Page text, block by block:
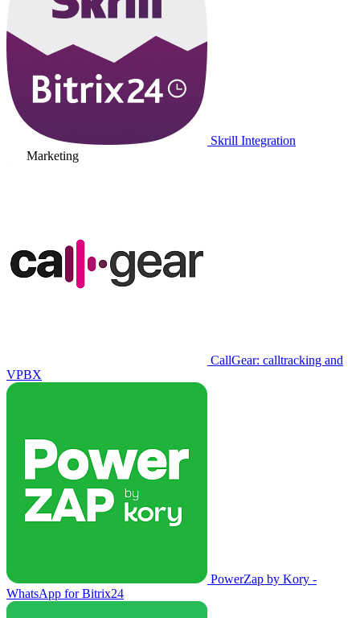
Skrill Integration
Marketing
CallGear: calltracking and
VPBX
PowerZap by Kory -
WhatsApp for Bitrix24